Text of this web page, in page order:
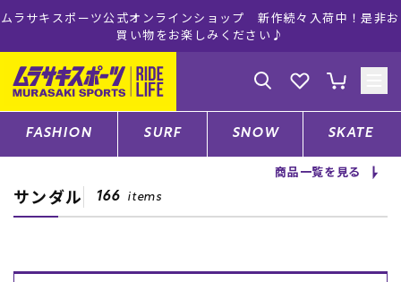
ムラサキスポーツ公式オンラインショップ 新作続々入荷中！是非お
買い物をお楽しみください♪
ゲスト様
ログイン 会員登録
CATEGORY
FASHION SURF SNOW SKATE
商品一覧を見る
サンダル 166 items